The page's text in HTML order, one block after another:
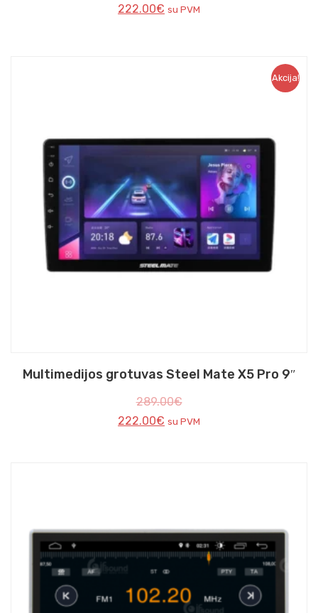
222.00€ su PVM
Akcija!
Multimedijos grotuvas Steel Mate X5 Pro 9″
289.00€
222.00€ su PVM